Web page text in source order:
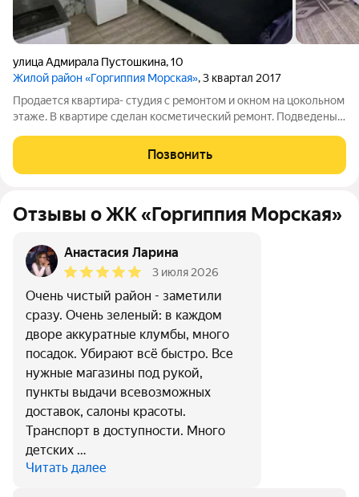
улица Адмирала Пустошкина,10
Жилой район «Горгиппия Морская», 3 квартал 2017
Продается квартира- студия с ремонтом и окном на цокольном
этаже. В квартире сделан косметический ремонт. Подведены
плиткой. В жилой комнате пол выложен плиткой, поклеены
обои. В квартире
Позвонить
Отзывы о ЖК «Горгиппия Морская»
Анастасия Ларина
3 июля 2026
Очень чистый район - заметили
сразу. Очень зеленый: в каждом
дворе аккуратные клумбы, много
посадок. Убирают всё быстро. Все
нужные магазины под рукой,
пункты выдачи всевозможных
доставок, салоны красоты.
Транспорт в доступности. Много
детских …
Читать далее